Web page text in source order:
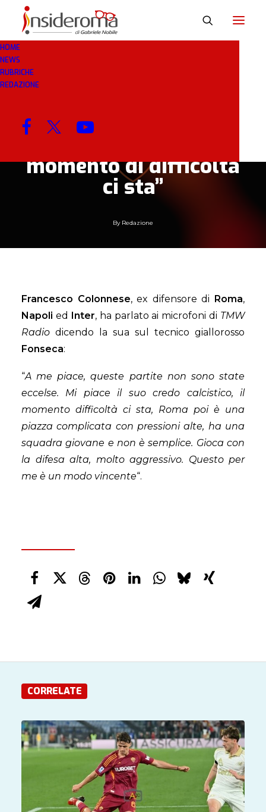
HOME
NEWS
RUBRICHE
REDAZIONE
11 FEB 2020
mi piace, ha un credo
momento di difficoltà
ci sta”
By Redazione
Francesco Colonnese, ex difensore di Roma,
Napoli ed Inter, ha parlato ai microfoni di TMW
Radio dicendo la sua sul tecnico giallorosso
Fonseca:
“A me piace, queste partite non sono state
eccelse. Mi piace il suo credo calcistico, il
momento difficoltà ci sta, Roma poi è una
piazza complicata con pressioni alte, ha una
squadra giovane e non è semplice. Gioca con
la difesa alta, molto aggressivo. Questo per
me è un modo vincente“.
CORRELATE